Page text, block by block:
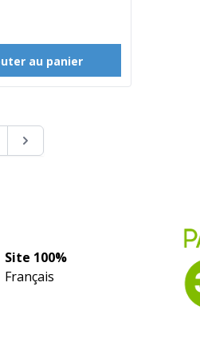
au panier
la page
Page
Site 100%
Français